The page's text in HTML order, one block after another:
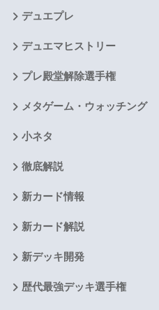
デュエプレ
デュエマヒストリー
プレ殿堂解除選手権
メタゲーム・ウォッチング
小ネタ
徹底解説
新カード情報
新カード解説
新デッキ開発
歴代最強デッキ選手権